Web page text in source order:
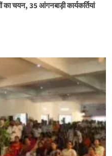
चयन, 35 आंगनबाड़ी कार्यकर्तियां